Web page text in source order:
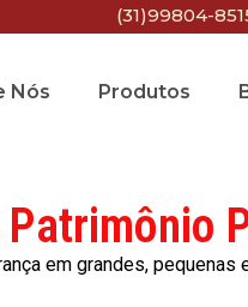
(31)99804-
Nós Produtos
em grandes,